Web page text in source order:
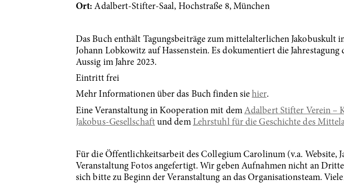
Ort:Adalbert-Stifter-Saal, Hochstraße 8, München
Das Buch enthält Tagungsbeiträge zum mittelalterlichen Jakobuskult
Johann Lobkowitz auf Hassenstein. Es dokumentiert die
Aussig im Jahre 2023.
Eintritt frei
Mehr Informationen über das Buch finden siehier.
Eine Veranstaltung in Kooperation mit dem Adalbert Stifter Verein –
Jakobus-Gesellschaftund dem Lehrstuhl für die Geschichte des
Für die Öffentlichkeitsarbeit des Collegium Carolinum (v.a. Website,
Veranstaltung Fotos angefertigt. Wir geben Aufnahmen nicht an
sich bitte zu Beginn der Veranstaltung an das Organisationsteam.